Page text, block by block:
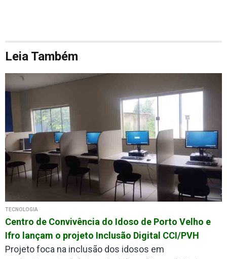
Leia Também
TECNOLOGIA
Centro de Convivência do Idoso de Porto Velho e
Ifro lançam o projeto Inclusão Digital CCI/PVH
Projeto foca na inclusão dos idosos em